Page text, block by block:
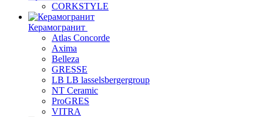
CORKSTYLE
Керамогранит
Atlas Concorde
Axima
Belleza
GRESSE
LB LB lasselsbergergroup
NT Ceramic
ProGRES
VITRA